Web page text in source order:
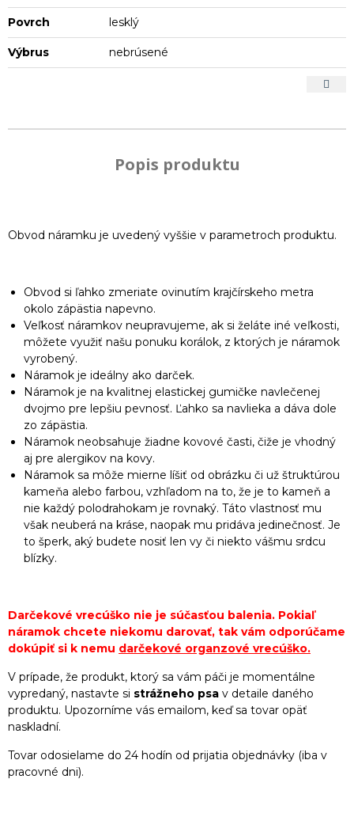
Povrch lesklý
Výbrus nebrúsené
Popis produktu
Obvod náramku je uvedený vyššie v parametroch produktu.
Obvod si ľahko zmeriate ovinutím krajčírskeho metra
okolo zápästia napevno.
Veľkosť náramkov neupravujeme, ak si želáte iné veľkosti,
môžete využiť našu ponuku korálok, z ktorých je náramok
vyrobený.
Náramok je ideálny ako darček.
Náramok je na kvalitnej elastickej gumičke navlečenej
dvojmo pre lepšiu pevnosť. Ľahko sa navlieka a dáva dole
zo zápästia.
Náramok neobsahuje žiadne kovové časti, čiže je vhodný
aj pre alergikov na kovy.
Náramok sa môže mierne líšiť od obrázku či už štruktúrou
kameňa alebo farbou, vzhľadom na to, že je to kameň a
nie každý polodrahokam je rovnaký. Táto vlastnosť mu
však neuberá na kráse, naopak mu pridáva jedinečnosť. Je
to šperk, aký budete nosiť len vy či niekto vášmu srdcu
blízky.
Darčekové vrecúško nie je súčasťou balenia. Pokiaľ
náramok chcete niekomu darovať, tak vám odporúčame
dokúpiť si k nemu darčekové organzové vrecúško.
V prípade, že produkt, ktorý sa vám páči je momentálne
vypredaný, nastavte si strážneho psa v detaile daného
produktu. Upozorníme vás emailom, keď sa tovar opäť
naskladní.
Tovar odosielame do 24 hodín od prijatia objednávky (iba v
pracovné dni).